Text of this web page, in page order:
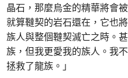
晶石，那麼烏金的精華將會
就算韃契的岩石還在，它也
族人與整個韃契滅亡之時。
族，但我更愛我的族人。我
拯救了龍族。」